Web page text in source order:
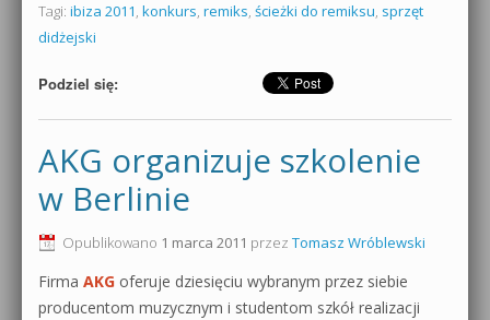
Tagi: ibiza 2011, konkurs, remiks, ścieżki do remiksu, sprzęt
didżejski
Podziel się:
AKG organizuje szkolenie
w Berlinie
Opublikowano 1 marca 2011 przez Tomasz Wróblewski
Firma AKG oferuje dziesięciu wybranym przez siebie
producentom muzycznym i studentom szkół realizacji